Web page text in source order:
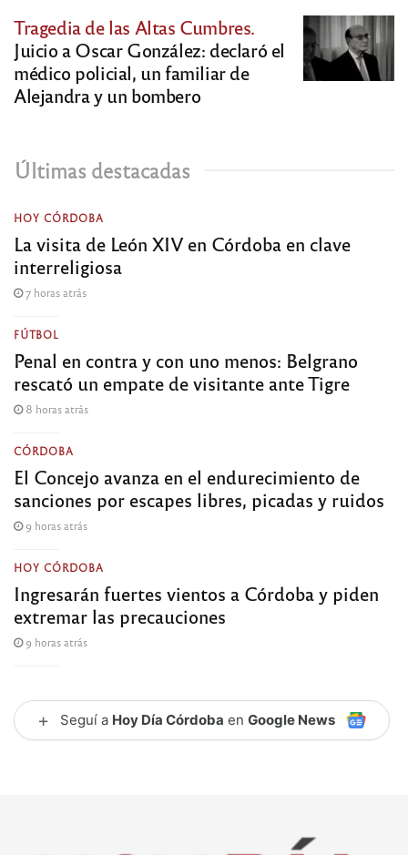
Tragedia de las Altas Cumbres.
Juicio a Oscar González: declaró el
médico policial, un familiar de
Alejandra y un bombero
Últimas destacadas
HOY CÓRDOBA
La visita de León XIV en Córdoba en clave
interreligiosa
7 horas atrás
FÚTBOL
Penal en contra y con uno menos: Belgrano
rescató un empate de visitante ante Tigre
8 horas atrás
CÓRDOBA
El Concejo avanza en el endurecimiento de
sanciones por escapes libres, picadas y ruidos
9 horas atrás
HOY CÓRDOBA
Ingresarán fuertes vientos a Córdoba y piden
extremar las precauciones
9 horas atrás
+ Seguí a Hoy Día Córdoba en Google News